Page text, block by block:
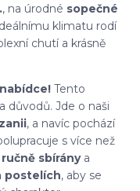
, na úrodné sopečné
klimatu rodí
chutí a krásně
Tento
důvodů. Jde o naši
, a navíc pochází
s více než
ručně sbíránya
postelích, aby se